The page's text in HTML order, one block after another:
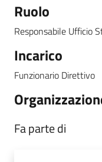
Ruolo
Responsabile Ufficio
Incarico
Funzionario Direttivo
Fa parte di